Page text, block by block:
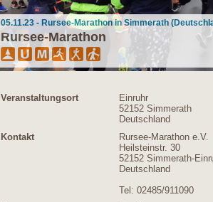
05.11.23 - Rursee-Marathon in Simmerath
Rursee-Marathon
Veranstaltungsort
Einruhr
52152 Simmerath
Deutschland
Kontakt
Rursee-Marathon e.V.
Heilsteinstr. 30
52152 Simmerath-
Deutschland
Tel: 02485/911090